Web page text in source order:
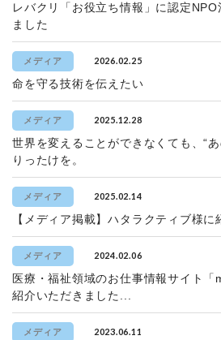
レバクリ「お役立ち情報」に認定
ました
メディア 2026.02.25
命を守る技術を伝えたい
メディア 2025.12.28
世界を変えることができなくても、“
りったけを。
メディア 2025.02.14
【メディア掲載】ハタラクティブ様に
メディア 2024.02.06
医療・福祉領域のお仕事情報サイト
紹介いただきました...
メディア 2023.06.11